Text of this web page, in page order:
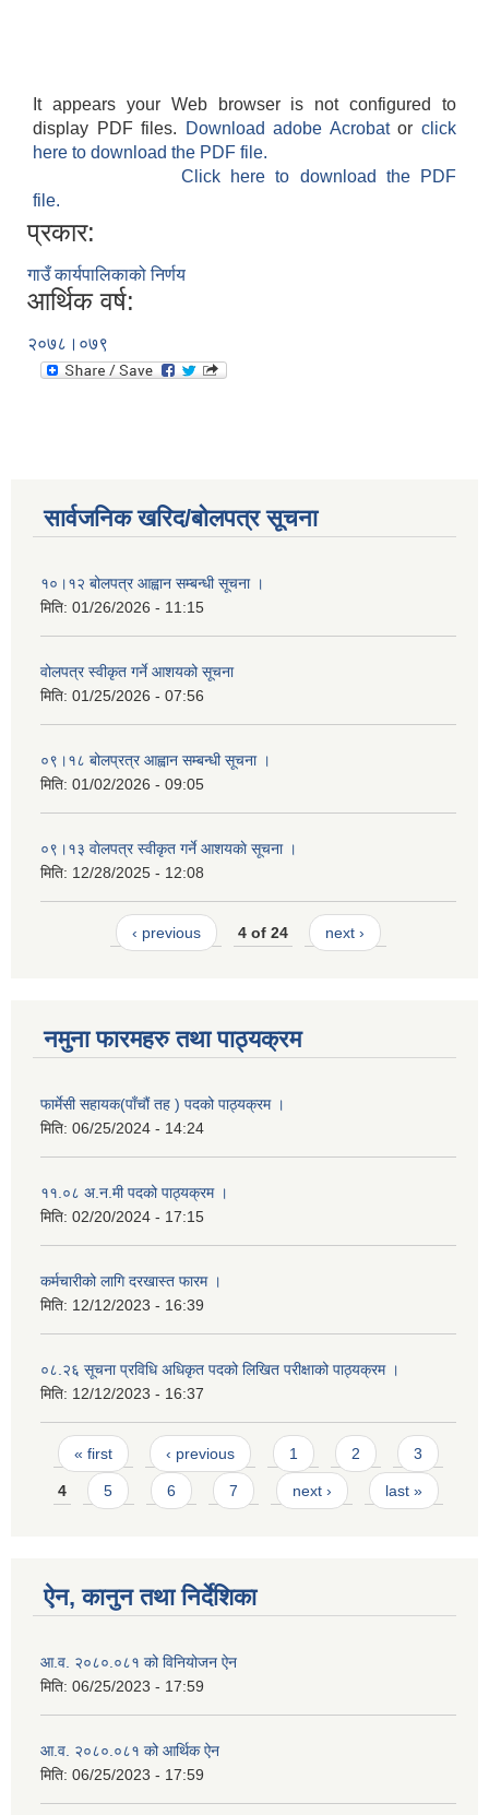
It appears your Web browser is not configured to
display PDF files.
Download adobe Acrobatorclick
here to download the PDF file.
Click here to download the PDF
file.
प्रकार:
गाउँ कार्यपालिकाको निर्णय
आर्थिक वर्ष:
२०७८।०७९
सार्वजनिक खरिद/बोलपत्र सूचना
१०।१२ बोलपत्र आह्वान सम्बन्धी सूचना ।
मिति: 01/26/2026 - 11:15
वोलपत्र स्वीकृत गर्ने आशयको सूचना
मिति: 01/25/2026 - 07:56
०९।१८ बोलप्रत्र आह्वान सम्बन्धी सूचना ।
मिति: 01/02/2026 - 09:05
०९।१३ वाेलपत्र स्वीकृत गर्ने आशयकाे सूचना ।
मिति: 12/28/2025 - 12:08
‹ previous 4 of 24 next ›
नमुना फारमहरु तथा पाठ्यक्रम
फार्मेसी सहायक(पाँचौं तह ) पदको पाठ्यक्रम ।
मिति: 06/25/2024 - 14:24
११.०८ अ.न.मी पदको पाठ्यक्रम ।
मिति: 02/20/2024 - 17:15
कर्मचारीको लागि दरखास्त फारम ।
मिति: 12/12/2023 - 16:39
०८.२६ सूचना प्रविधि अधिकृत पदको लिखित परीक्षाको पाठ्यक्रम ।
मिति: 12/12/2023 - 16:37
Pages
« first ‹ previous 1 2 3
4 5 6 7 next › last »
ऐन, कानुन तथा निर्देशिका
आ.व. २०८०.०८१ को विनियोजन ऐन
मिति: 06/25/2023 - 17:59
आ.व. २०८०.०८१ को आर्थिक ऐन
मिति: 06/25/2023 - 17:59